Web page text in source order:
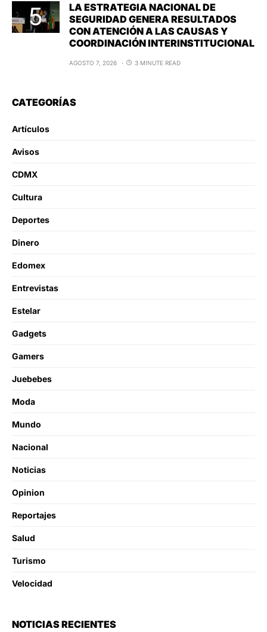
LA ESTRATEGIA NACIONAL DE
SEGURIDAD GENERA RESULTADOS
CON ATENCIÓN A LAS CAUSAS Y
COORDINACIÓN INTERINSTITUCIONAL
AGOSTO 7, 2026 3 MINUTE READ
CATEGORÍAS
Artículos
Avisos
CDMX
Cultura
Deportes
Dinero
Edomex
Entrevistas
Estelar
Gadgets
Gamers
Juebebes
Moda
Mundo
Nacional
Noticias
Opinion
Reportajes
Salud
Turismo
Velocidad
NOTICIAS RECIENTES